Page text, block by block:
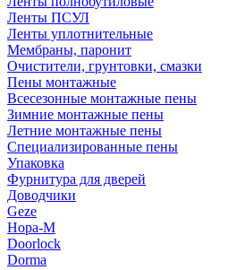
Ленты ПСУЛ
Ленты уплотнительные
Мембраны, паронит
Очистители, грунтовки, смазки
Пены монтажные
Всесезонные монтажные пены
Зимние монтажные пены
Летние монтажные пены
Специализированные пены
Упаковка
Фурнитура для дверей
Доводчики
Geze
Нора-М
Doorlock
Dorma